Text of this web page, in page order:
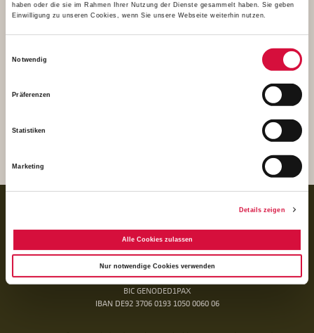
haben oder die sie im Rahmen Ihrer Nutzung der Dienste gesammelt haben. Sie geben
Einwilligung zu unseren Cookies, wenn Sie unsere Webseite weiterhin nutzen.
Notwendig
Präferenzen
Statistiken
Marketing
Details zeigen
Alle Cookies zulassen
Nur notwendige Cookies verwenden
Nach dem Gottesdienst österliches Beisammensein im Pfarrheim
- auch mit mexikanischen Liedern. Foto: Mirjam Schliephak
für Spenden:
BIC GENODED1PAX
IBAN DE 70 3706 0193 1050 0030 07
für Rechnungen (BoniService GmbH):
BIC GENODED1PAX
IBAN DE92 3706 0193 1050 0060 06